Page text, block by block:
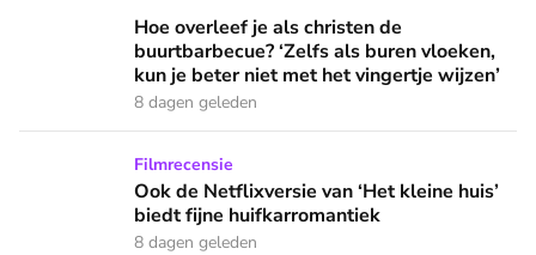
Hoe overleef je als christen de buurtbarbecue? ‘Zelfs als
Hoe overleef je als christen de
buurtbarbecue? ‘Zelfs als buren vloeken,
kun je beter niet met het vingertje wijzen’
8 dagen geleden
Ook de Netflixversie van ‘Het kleine huis’ biedt fijne
Filmrecensie
Ook de Netflixversie van ‘Het kleine huis’
biedt fijne huifkarromantiek
8 dagen geleden